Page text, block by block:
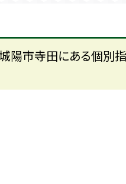
城陽市寺田にある個